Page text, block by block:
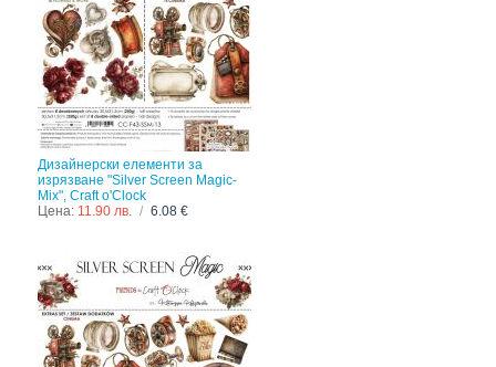
Дизайнерски елементи за
изрязване "Silver Screen Magic-
Mix", Craft o'Clock
Цена: 11.90 лв. / 6.08 €